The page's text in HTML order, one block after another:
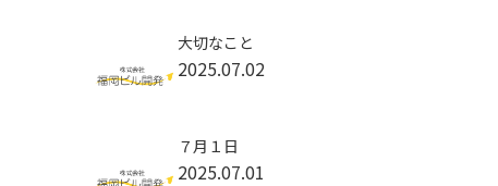
大切なこと
2025.07.02
７月１日
2025.07.01